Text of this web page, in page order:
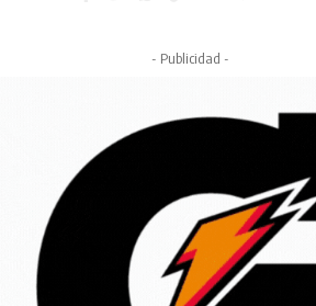
- Publicidad -